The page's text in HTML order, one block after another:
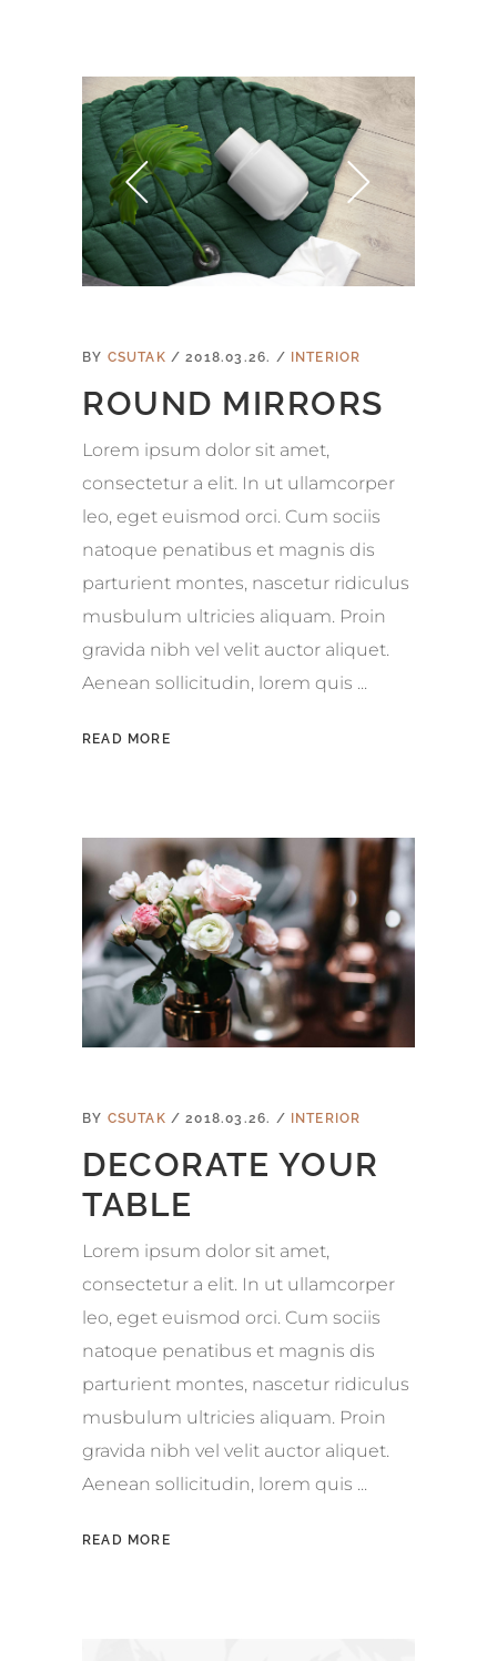
BY CSUTAK 2018.03.26. INTERIOR
ROUND MIRRORS
Lorem ipsum dolor sit amet,
consectetur a elit. In ut ullamcorper
leo, eget euismod orci. Cum sociis
natoque penatibus et magnis dis
parturient montes, nascetur ridiculus
musbulum ultricies aliquam. Proin
gravida nibh vel velit auctor aliquet.
Aenean sollicitudin, lorem quis
READ MORE
BY CSUTAK 2018.03.26. INTERIOR
DECORATE YOUR
TABLE
Lorem ipsum dolor sit amet,
consectetur a elit. In ut ullamcorper
leo, eget euismod orci. Cum sociis
natoque penatibus et magnis dis
parturient montes, nascetur ridiculus
musbulum ultricies aliquam. Proin
gravida nibh vel velit auctor aliquet.
Aenean sollicitudin, lorem quis
READ MORE